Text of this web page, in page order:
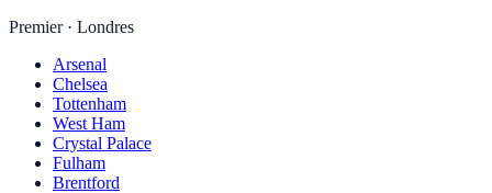
Premier · Londres
Arsenal
Chelsea
Tottenham
West Ham
Crystal Palace
Fulham
Brentford